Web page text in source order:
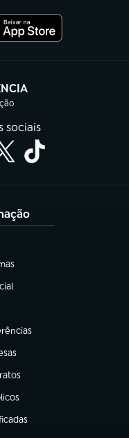
em nova aba)
sociais
aba)
aba)